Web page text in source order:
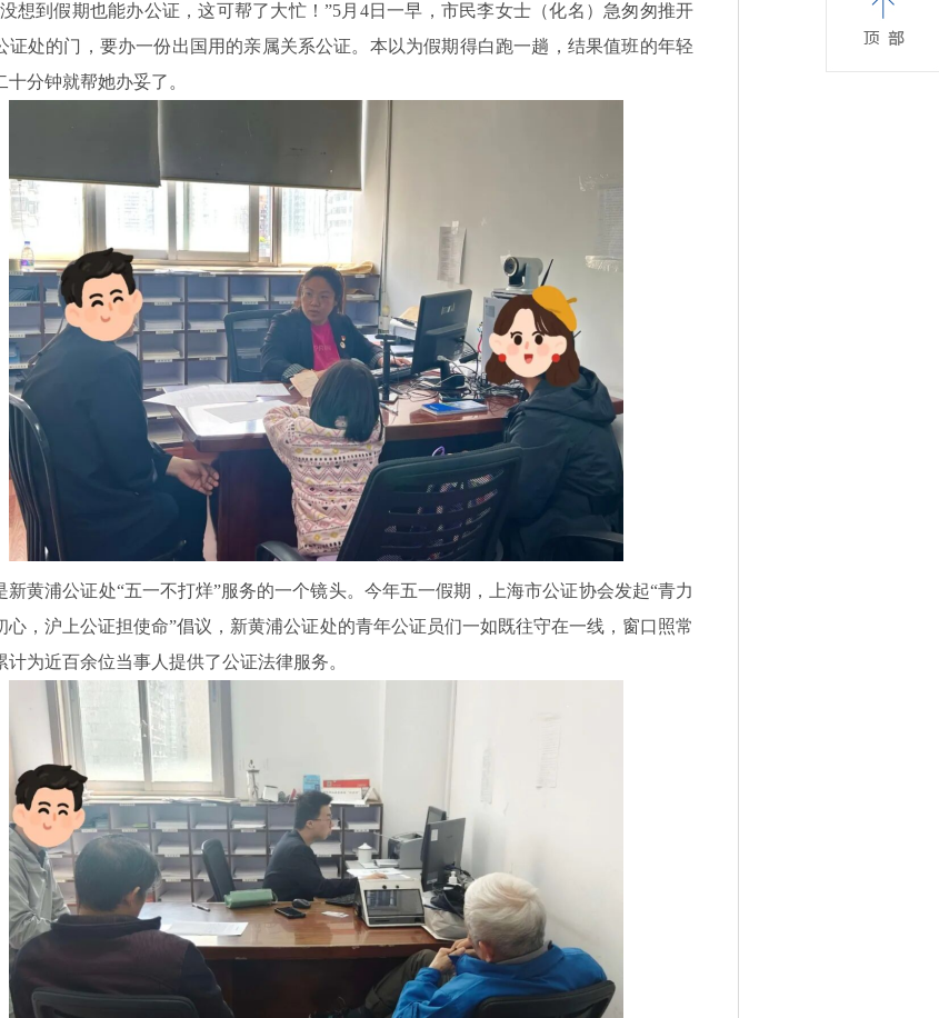
想到假期也能办公证，这可帮了大忙！”5月4日一早，市民李女士（化名）急匆匆推开
证处的门，要办一份出国用的亲属关系公证。本以为假期得白跑一趟，结果值班的年轻
十分钟就帮她办妥了。
新黄浦公证处“五一不打烊”服务的一个镜头。今年五一假期，上海市公证协会发起“青力
心，沪上公证担使命”倡议，新黄浦公证处的青年公证员们一如既往守在一线，窗口照常
计为近百余位当事人提供了公证法律服务。